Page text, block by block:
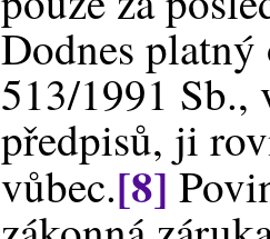
Dodnes
513/1991 Sb.,
předpisů, ji
vůbec.[8]